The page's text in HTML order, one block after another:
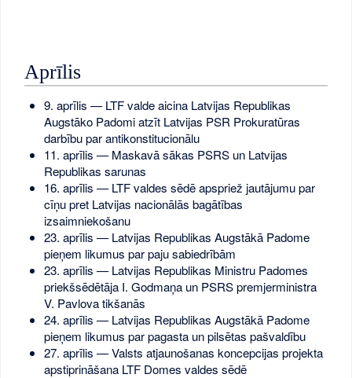
Aprīlis
9. aprīlis — LTF valde aicina Latvijas Republikas
Augstāko Padomi atzīt Latvijas PSR Prokuratūras
darbību par antikonstitucionālu
11. aprīlis — Maskavā sākas PSRS un Latvijas
Republikas sarunas
16. aprīlis — LTF valdes sēdē apspriež jautājumu par
cīņu pret Latvijas nacionālās bagātības
izsaimniekošanu
23. aprīlis — Latvijas Republikas Augstākā Padome
pieņem likumus par paju sabiedrībām
23. aprīlis — Latvijas Republikas Ministru Padomes
priekšsēdētāja I. Godmaņa un PSRS premjerministra
V. Pavlova tikšanās
24. aprīlis — Latvijas Republikas Augstākā Padome
pieņem likumus par pagasta un pilsētas pašvaldību
27. aprīlis — Valsts atjaunošanas koncepcijas projekta
apstiprināšana LTF Domes valdes sēdē